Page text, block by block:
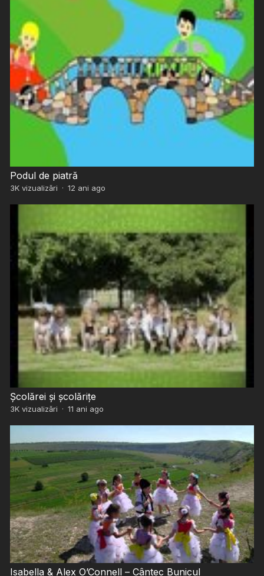
Podul de piatră
3Kvizualizări · 12 ani ago
Școlărei și școlărițe
3Kvizualizări · 11 ani ago
Isabella & Alex O’Connell – Cântec Bunicul